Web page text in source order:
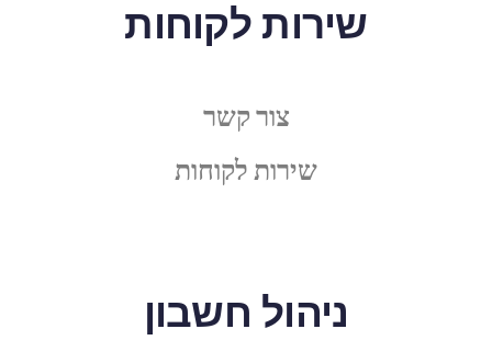
שירות לקוחות
צור קשר
שירות לקוחות
ניהול חשבון